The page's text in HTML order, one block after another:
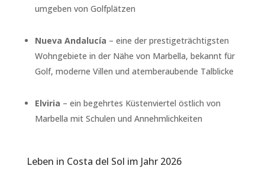
umgeben von Golfplätzen
Nueva Andalucía – eine der prestigeträchtigsten
Wohngebiete in der Nähe von Marbella, bekannt für
Golf, moderne Villen und atemberaubende Talblicke
Elviria – ein begehrtes Küstenviertel östlich von
Marbella mit Schulen und Annehmlichkeiten
Leben in Costa del Sol im Jahr 2026